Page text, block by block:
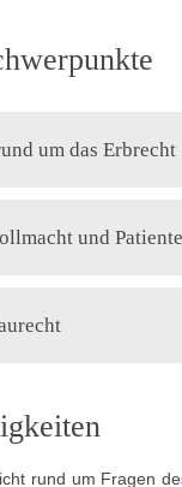
um das Erbrecht
und
rund um Fragen